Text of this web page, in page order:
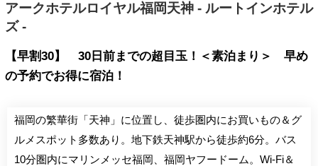
アークホテルロイヤル福岡天神 - ルートインホテル
ズ -
【早割30】 30日前までの超目玉！＜素泊まり＞ 早め
の予約でお得に宿泊！
福岡の繁華街「天神」に位置し、徒歩圏内にお買いもの＆グ
ルメスポット多数あり。地下鉄天神駅から徒歩約6分。バス
10分圏内にマリンメッセ福岡、福岡ヤフードーム。Wi-Fi＆